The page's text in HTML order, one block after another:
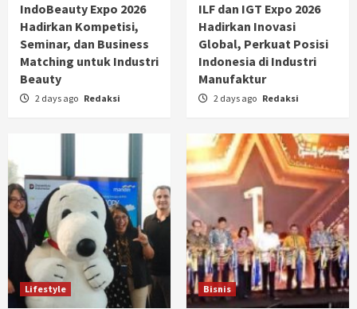
IndoBeauty Expo 2026
Hadirkan Kompetisi,
Seminar, dan Business
Matching untuk Industri
Beauty
2 days ago Redaksi
ILF dan IGT Expo 2026
Hadirkan Inovasi
Global, Perkuat Posisi
Indonesia di Industri
Manufaktur
2 days ago Redaksi
Lifestyle Bisnis